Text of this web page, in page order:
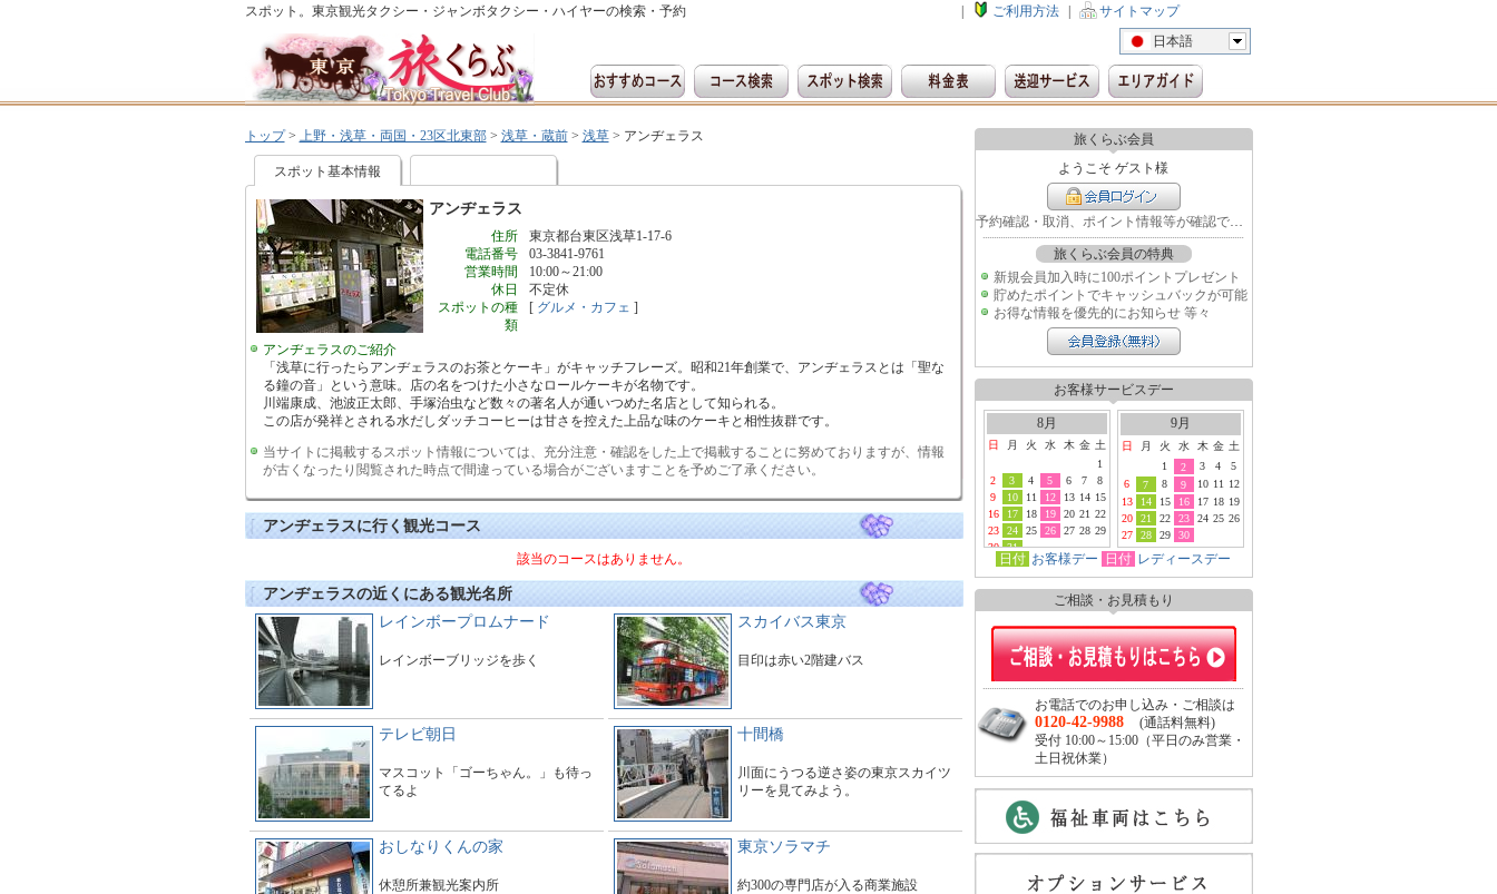
スポット。東京観光タクシー・ジャンボタクシー・ハイヤーの検索・予約 ご利用方法
サイトマップ
日本語
トップ> 上野・浅草・両国・23区北東部> 浅草・蔵前> 浅草> アンヂェラス
スポット基本情報
アンヂェラス
住所
東京都台東区浅草1-17-6
電話番号
03-3841-9761
営業時間
10:00～21:00
休日
不定休
スポットの種
類
[ グルメ・カフェ ]
アンヂェラスのご紹介
「浅草に行ったらアンヂェラスのお茶とケーキ」がキャッチフレーズ。昭和21年創業で、アンヂェラスとは「聖な
る鐘の音」という意味。店の名をつけた小さなロールケーキが名物です。
川端康成、池波正太郎、手塚治虫など数々の著名人が通いつめた名店として知られる。
この店が発祥とされる水だしダッチコーヒーは甘さを控えた上品な味のケーキと相性抜群です。
当サイトに掲載するスポット情報については、充分注意・確認をした上で掲載することに努めておりますが、情報
が古くなったり閲覧された時点で間違っている場合がございますことを予めご了承ください。
アンヂェラスに行く観光コース
該当のコースはありません。
アンヂェラスの近くにある観光名所
レインボープロムナード
レインボーブリッジを歩く
スカイバス東京
目印は赤い2階建バス
テレビ朝日
マスコット「ゴーちゃん。」も待っ
てるよ
十間橋
川面にうつる逆さ姿の東京スカイツ
リーを見てみよう。
おしなりくんの家
休憩所兼観光案内所
東京ソラマチ
約300の専門店が入る商業施設
旅くらぶ会員
ようこそ ゲスト様
予約確認・取消、ポイント情報等が確認できます
旅くらぶ会員の特典
新規会員加入時に100ポイントプレゼント
貯めたポイントでキャッシュバックが可能
お得な情報を優先的にお知らせ 等々
お客様サービスデー
8月
日 月 火 水 木 金 土
1
2
3 4 5 6 7
8
9
10 11 12 13 14 15
16
17 18 19 20 21 22
23
24 25 26 27 28 29
30
31
9月
日 月 火 水 木 金 土
1
2 3 4
5
6
7 8 9 10 11
12
13
14 15 16 17 18 19
20
21 22 23 24 25 26
27
28 29 30
日付 お客様デー 日付 レディースデー
ご相談・お見積もり
お電話でのお申し込み・ご相談は
0120-42-9988 (通話料無料)
受付 10:00～15:00（平日のみ営業・
土日祝休業）